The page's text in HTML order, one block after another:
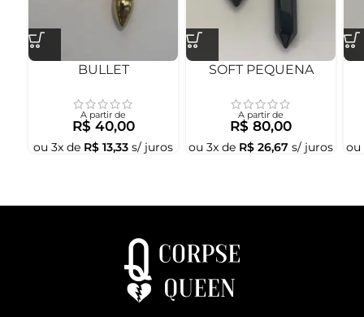
BULLET
A partir de
R$ 40,00
ou 3x de R$ 13,33 s/ juros
SOFT PEQUENA
A partir de
R$ 80,00
ou 3x de R$ 26,67 s/ juros ou